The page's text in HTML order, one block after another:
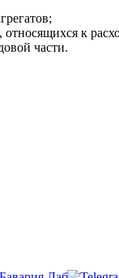
к
части.